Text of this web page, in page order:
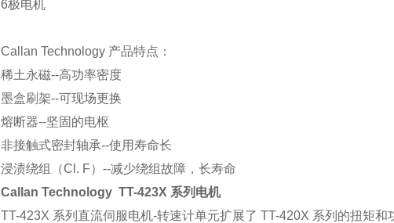
6极电机
Callan Technology 产品特点：
稀土永磁--高功率密度
墨盒刷架--可现场更换
熔断器--坚固的电枢
非接触式密封轴承--使用寿命长
浸渍绕组（Cl. F）--减少绕组故障，长寿命
Callan Technology TT-423X 系列电机
TT-423X 系列直流伺服电机-转速计单元扩展了 TT-420X 系列的扭矩和